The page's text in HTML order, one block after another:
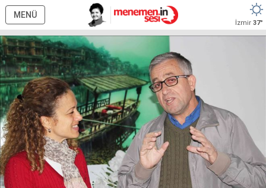
MENÜ
İzmir 37°